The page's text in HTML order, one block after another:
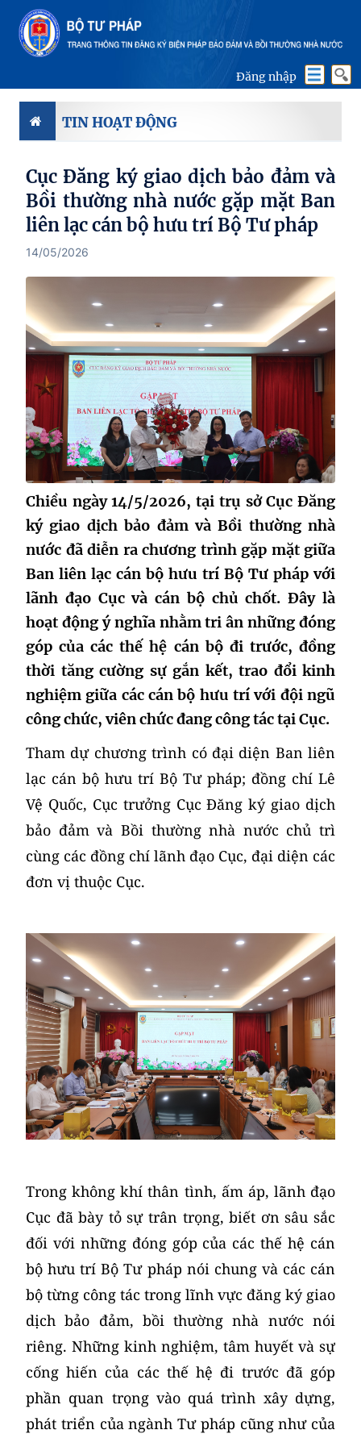
Đăng nhập
TIN HOẠT ĐỘNG
Cục Đăng ký giao dịch bảo đảm và
Bồi thường nhà nước gặp mặt Ban
liên lạc cán bộ hưu trí Bộ Tư pháp
14/05/2026
Chiều ngày 14/5/2026, tại trụ sở Cục Đăng
ký giao dịch bảo đảm và Bồi thường nhà
nước đã diễn ra chương trình gặp mặt giữa
Ban liên lạc cán bộ hưu trí Bộ Tư pháp với
lãnh đạo Cục và cán bộ chủ chốt. Đây là
hoạt động ý nghĩa nhằm tri ân những đóng
góp của các thế hệ cán bộ đi trước, đồng
thời tăng cường sự gắn kết, trao đổi kinh
nghiệm giữa các cán bộ hưu trí với đội ngũ
công chức, viên chức đang công tác tại Cục.
Tham dự chương trình có đại diện Ban liên
lạc cán bộ hưu trí Bộ Tư pháp; đồng chí Lê
Vệ Quốc, Cục trưởng Cục Đăng ký giao dịch
bảo đảm và Bồi thường nhà nướcchủ trì
cùng các đồng chí lãnh đạo Cục, đại diện các
đơn vị thuộc Cục.
​Trong không khí thân tình, ấm áp, lãnh đạo
Cục đã bày tỏ sự trân trọng, biết ơn sâu sắc
đối với những đóng góp của các thế hệ cán
bộ hưu trí Bộ Tư pháp nói chung và các cán
bộ từng công tác trong lĩnh vực đăng ký giao
dịch bảo đảm, bồi thường nhà nước nói
riêng. Những kinh nghiệm, tâm huyết và sự
cống hiến của các thế hệ đi trước đã góp
phần quan trọng vào quá trình xây dựng,
phát triển của ngành Tư pháp cũng như của